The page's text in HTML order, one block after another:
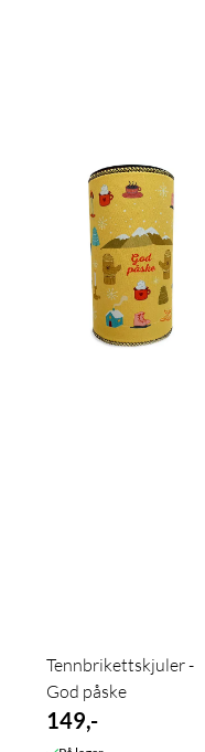
Tennbrikettskjuler -
God påske
149,-